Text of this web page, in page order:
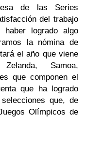
de las Series
del trabajo
logrado algo
la nómina de
el año que viene
Samoa,
que componen el
que ha logrado
que, de
Olímpicos de